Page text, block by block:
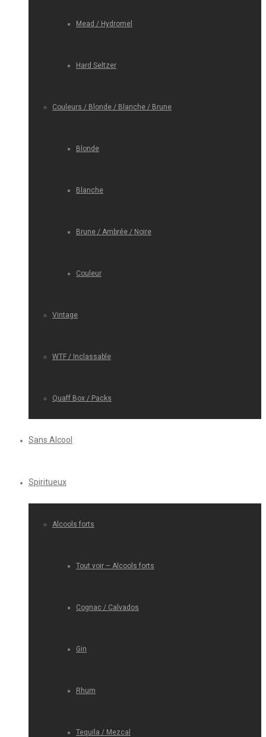
Mead / Hydromel
Hard Seltzer
Couleurs / Blonde / Blanche / Brune
Blonde
Blanche
Brune / Ambrée / Noire
Couleur
Vintage
WTF / Inclassable
Quaff Box / Packs
Sans Alcool
Spiritueux
Alcools forts
Tout voir – Alcools forts
Cognac / Calvados
Gin
Rhum
Tequila / Mezcal